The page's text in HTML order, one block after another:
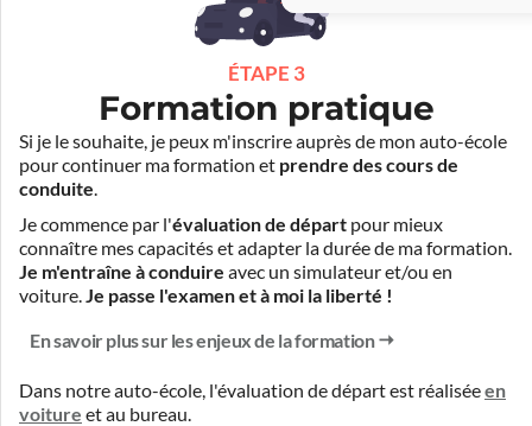
ÉTAPE 3
Formation pratique
Si je le souhaite, je peux m'inscrire auprès de mon auto-école
pour continuer ma formation et prendre des cours de
conduite.
Je commence par l'évaluation de départ pour mieux
connaître mes capacités et adapter la durée de ma formation.
Je m'entraîne à conduire avec un simulateur et/ou en
voiture. Je passe l'examen et à moi la liberté !
En savoir plus sur les enjeux de la formation
Dans notre auto-école, l'évaluation de départ est réaliséeen
voiture etau bureau